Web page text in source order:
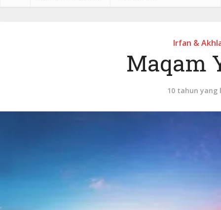
Irfan &
Maqam
10 tahun yang